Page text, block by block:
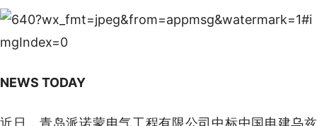
NEWS TODAY
近日，青岛派诺蒙电气工程有限公司中标中国电建乌兹